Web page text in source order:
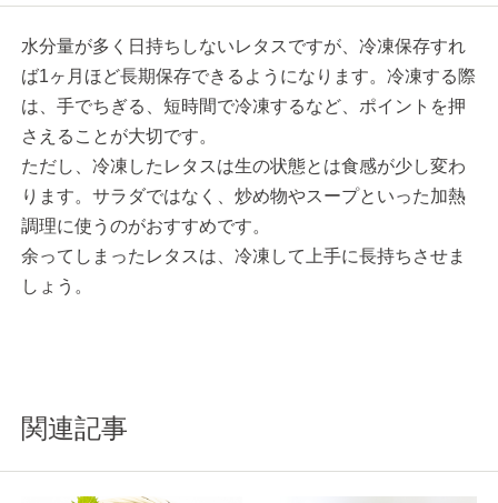
水分量が多く日持ちしないレタスですが、冷凍保存すれ
ば1ヶ月ほど長期保存できるようになります。冷凍する際
は、手でちぎる、短時間で冷凍するなど、ポイントを押
さえることが大切です。
ただし、冷凍したレタスは生の状態とは食感が少し変わ
ります。サラダではなく、炒め物やスープといった加熱
調理に使うのがおすすめです。
余ってしまったレタスは、冷凍して上手に長持ちさせま
しょう。
関連記事